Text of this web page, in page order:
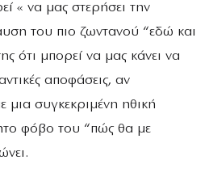
« να μας στερήσει την
του πιο ζωντανού “εδώ και
ότι μπορεί να μας κάνει να
αποφάσεις, αν
μια συγκεκριμένη ηθική
φόβο του “πώς θα με